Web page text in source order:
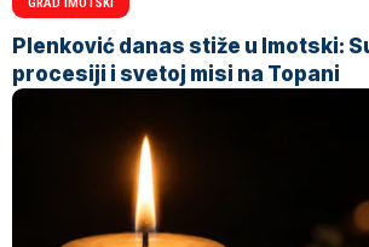
Plenković danas stiže u Imotski:
procesiji i svetoj misi na Topani